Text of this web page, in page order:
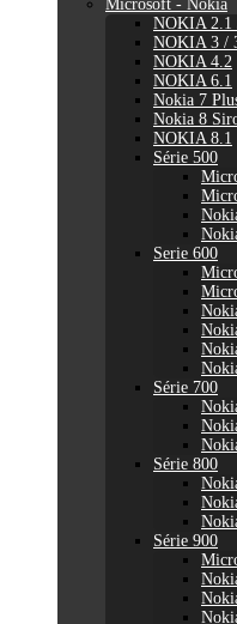
Microsoft - Nokia
NOKIA 2.1
NOKIA 3 /
NOKIA 4.2
NOKIA 6.1
Nokia 7
Nokia 8
NOKIA 8.1
Série 500
Serie 600
Série 700
Série 800
Série 900